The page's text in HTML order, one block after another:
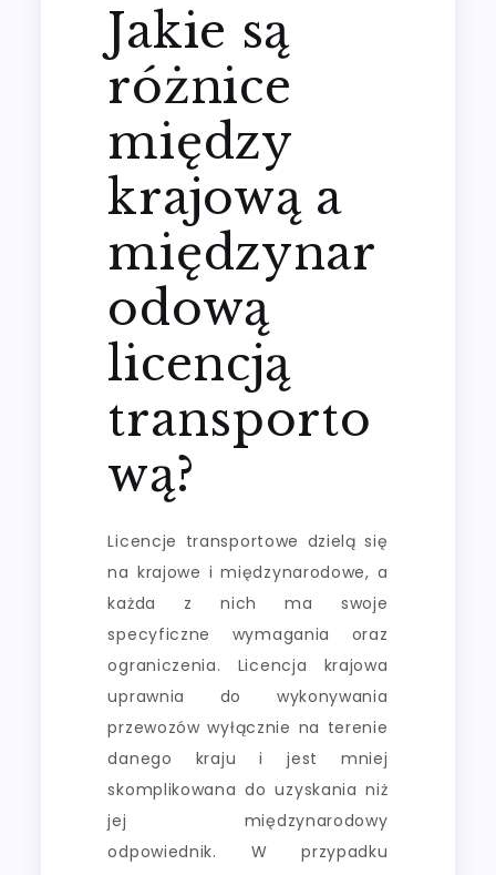
Jakie są
różnice
między
krajową a
międzynar
odową
licencją
transporto
wą?
Licencje transportowe dzielą się
na krajowe i międzynarodowe, a
każda z nich ma swoje
specyficzne wymagania oraz
ograniczenia. Licencja krajowa
uprawnia do wykonywania
przewozów wyłącznie na terenie
danego kraju i jest mniej
skomplikowana do uzyskania niż
jej międzynarodowy
odpowiednik. W przypadku